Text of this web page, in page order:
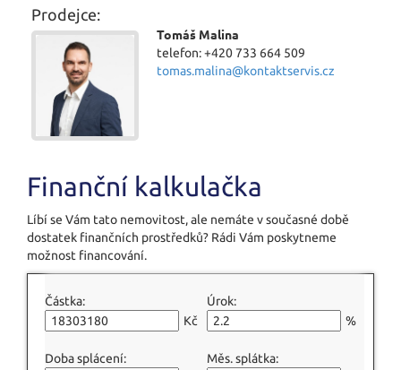
Prodejce:
Tomáš Malina
telefon: +420 733 664 509
tomas.malina@kontaktservis.cz
Finanční kalkulačka
Líbí se Vám tato nemovitost, ale nemáte v současné době
dostatek finančních prostředků? Rádi Vám poskytneme
možnost financování.
Částka:
Kč
Úrok:
%
Doba splácení:
Měs. splátka: